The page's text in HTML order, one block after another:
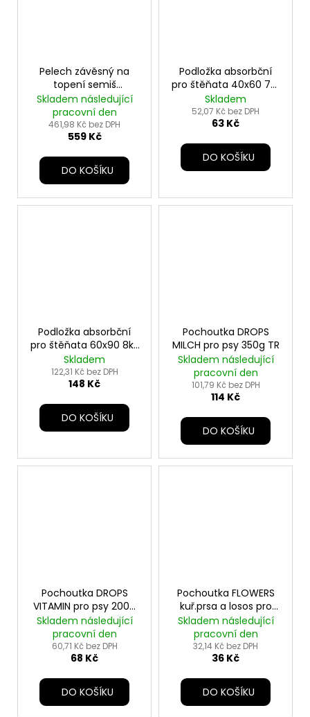
Pelech závěsný na
topení semiš
45x26x31cm béžová
TR
Skladem následující
pracovní den
461,98 Kč bez DPH
559 Kč
DO KOŠÍKU
Podložka absorbční
pro štěňata 40x60 7ks
TR
Skladem
52,07 Kč bez DPH
63 Kč
DO KOŠÍKU
Podložka absorbční
pro štěňata 60x90 8ks
TR
Skladem
122,31 Kč bez DPH
148 Kč
DO KOŠÍKU
Pochoutka DROPS
MILCH pro psy 350g TR
Skladem následující
pracovní den
101,79 Kč bez DPH
114 Kč
DO KOŠÍKU
Pochoutka DROPS
VITAMIN pro psy 200g
TR
Skladem následující
pracovní den
60,71 Kč bez DPH
68 Kč
DO KOŠÍKU
Pochoutka FLOWERS
kuř.prsa a losos pro
kočky 50g TR
Skladem následující
pracovní den
32,14 Kč bez DPH
36 Kč
DO KOŠÍKU